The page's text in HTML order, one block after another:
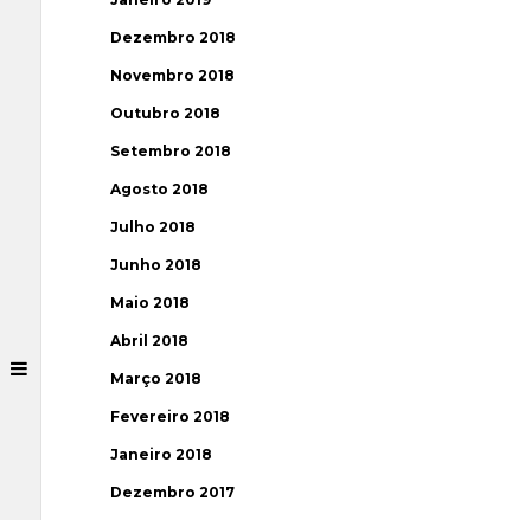
Dezembro 2018
Novembro 2018
Outubro 2018
Setembro 2018
Agosto 2018
Julho 2018
Junho 2018
Maio 2018
Abril 2018
Março 2018
Fevereiro 2018
Janeiro 2018
Dezembro 2017